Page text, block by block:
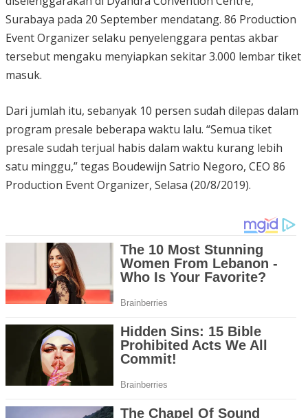
Surabaya pada 20 September mendatang. 86 Production
Event Organizer selaku penyelenggara pentas akbar
tersebut mengaku menyiapkan sekitar 3.000 lembar tiket
masuk.
Dari jumlah itu, sebanyak 10 persen sudah dilepas dalam
program presale beberapa waktu lalu. “Semua tiket
presale sudah terjual habis dalam waktu kurang lebih
satu minggu,” tegas Boudewijn Satrio Negoro, CEO 86
Production Event Organizer, Selasa (20/8/2019).